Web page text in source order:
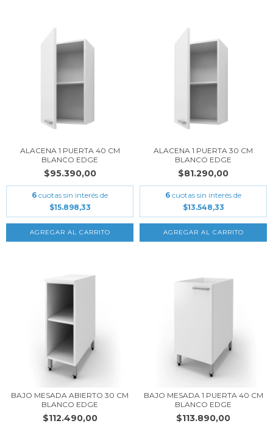
ALACENA 1 PUERTA 40 CM
BLANCO EDGE
$95.390,00
6 cuotas sin interés de
$15.898,33
ALACENA 1 PUERTA 30 CM
BLANCO EDGE
$81.290,00
6 cuotas sin interés de
$13.548,33
BAJO MESADA ABIERTO 30 CM
BLANCO EDGE
$112.490,00
BAJO MESADA 1 PUERTA 40 CM
BLANCO EDGE
$113.890,00